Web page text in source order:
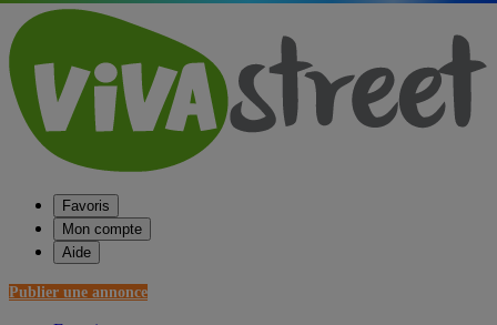
Favoris
Mon compte
Aide
Publier une annonce